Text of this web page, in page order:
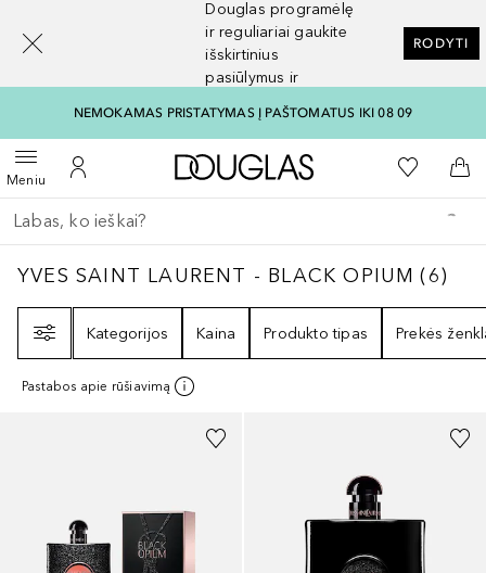
Douglas programėlę
ir reguliariai gaukite
išskirtinius
pasiūlymus ir
RODYTI
NEMOKAMAS PRISTATYMAS Į PAŠTOMATUS IKI 08 09
MeniuAtidaryti meniuĮ mano paskyrą
Į Douglas pagrindinį
Į mano
Į
Grįžk atgal
Vykdykite paiešką
YVES SAINT LAURENT - BLACK OPIUM6
YVES SAINT LAURENT - BLACK OPIUM (6)
Kategorijos
Kaina Produkto tipas Prekės
Pastabos apie rūšiavimą
[navigation.slideout.screenreader]